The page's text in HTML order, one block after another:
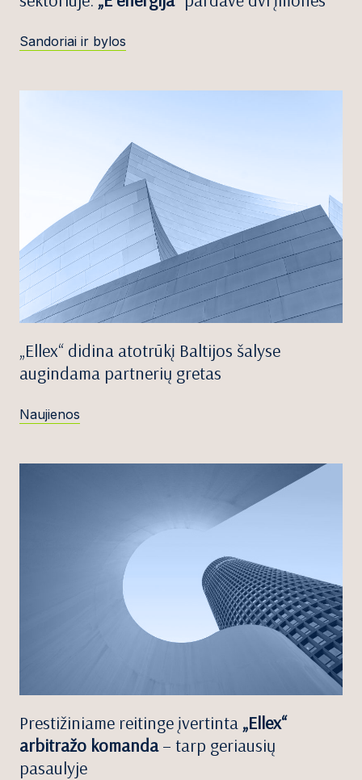
Sandoriai ir bylos
„Ellex“ didina atotrūkį Baltijos šalyse
augindama partnerių gretas
Naujienos
Prestižiniame reitinge įvertinta „Ellex“
arbitražo komanda– tarp geriausių
pasaulyje